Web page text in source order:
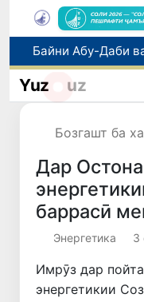
Yuz uz
Бозгашт ба
Дар
баррасӣ
Энергетика 3
Имрӯз дар
энергетикии